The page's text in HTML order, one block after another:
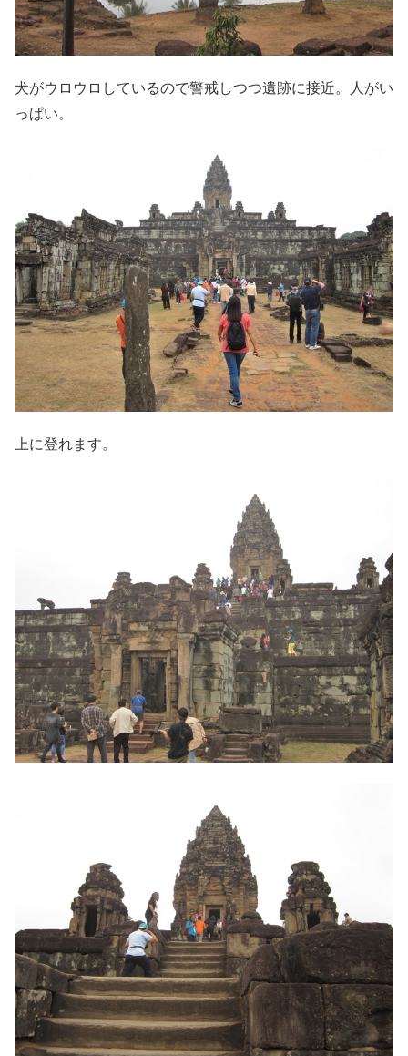
犬がウロウロしているので警戒しつつ遺跡に接近。人がい
っぱい。
上に登れます。